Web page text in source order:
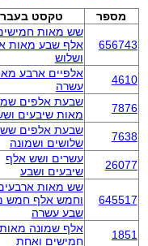
מספר טקסט
656743
שש מאות
אלף שבע מאות
ושלוש
4610
אלפיים ארבע
עשרה
7876
שבעת אלפים
מאות שיבעים
7638
שבעת אלפים
שלושים ושמונה
26077
עשרים ושש אלף
שיבעים ושבע
645517
שש מאות
וחמש אלף חמש
שבע עשרה
1851
אלף שמונה מאות
חמישים ואחת